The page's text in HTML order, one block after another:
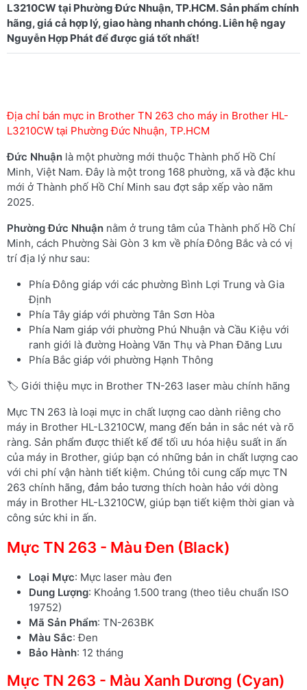
L3210CW tại Phường Đức Nhuận, TP.HCM. Sản phẩm chính
hãng, giá cả hợp lý, giao hàng nhanh chóng. Liên hệ ngay
Địa chỉ bán mực in Brother TN 263 cho máy in Brother HL-
L3210CW tại Phường Đức Nhuận, TP.HCM
Đức Nhuận là một phường mới thuộc Thành phố Hồ Chí
Minh, Việt Nam. Đây là một trong 168 phường, xã và đặc khu
mới ở Thành phố Hồ Chí Minh sau đợt sắp xếp vào năm
2025.
Phường Đức Nhuận nằm ở trung tâm của Thành phố Hồ Chí
Minh, cách Phường Sài Gòn 3 km về phía Đông Bắc và có vị
trí địa lý như sau:
Phía Đông giáp với các phường Bình Lợi Trung và Gia
Định
Phía Tây giáp với phường Tân Sơn Hòa
Phía Nam giáp với phường Phú Nhuận và Cầu Kiệu với
ranh giới là đường Hoàng Văn Thụ và Phan Đăng Lưu
Phía Bắc giáp với phường Hạnh Thông
🏷️ Giới thiệu mực in Brother TN-263 laser màu chính hãng
Mực TN 263 là loại mực in chất lượng cao dành riêng cho
máy in Brother HL-L3210CW, mang đến bản in sắc nét và rõ
ràng. Sản phẩm được thiết kế để tối ưu hóa hiệu suất in ấn
của máy in Brother, giúp bạn có những bản in chất lượng cao
với chi phí vận hành tiết kiệm. Chúng tôi cung cấp mực TN
263 chính hãng, đảm bảo tương thích hoàn hảo với dòng
máy in Brother HL-L3210CW, giúp bạn tiết kiệm thời gian và
công sức khi in ấn.
Mực TN 263 - Màu Đen (Black)
Loại Mực: Mực laser màu đen
Dung Lượng: Khoảng 1.500 trang (theo tiêu chuẩn ISO
19752)
Mã Sản Phẩm: TN-263BK
Màu Sắc: Đen
Bảo Hành: 12 tháng
Mực TN 263 - Màu Xanh Dương (Cyan)